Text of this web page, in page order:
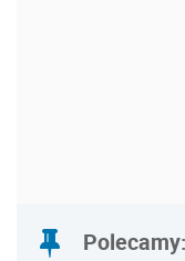
Polecamy: